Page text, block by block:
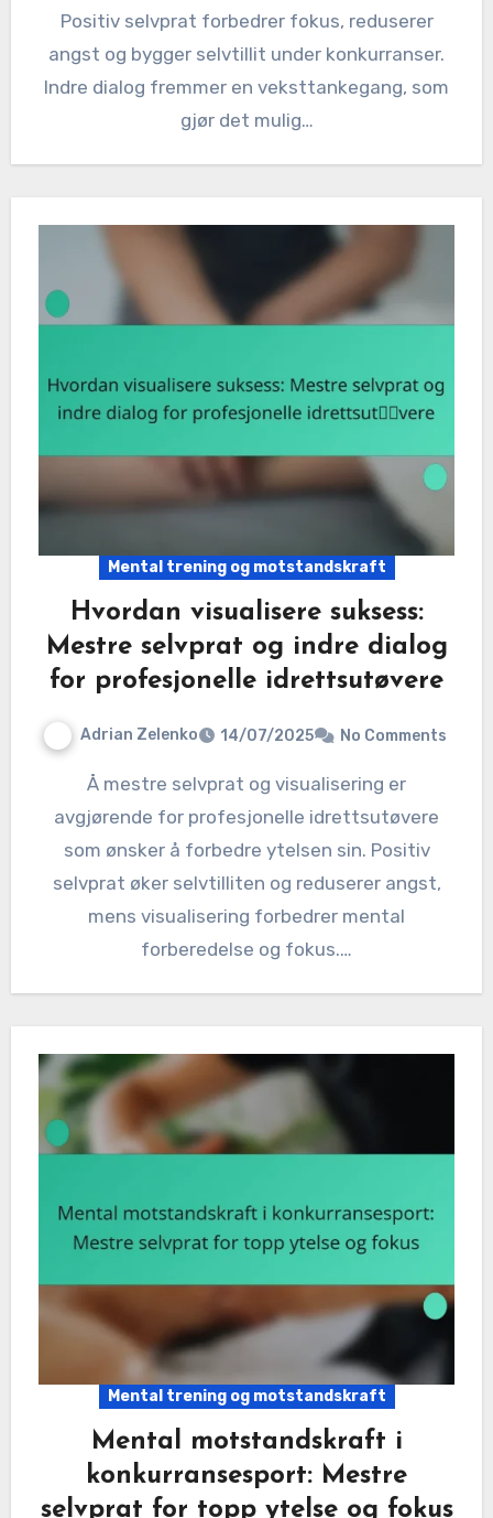
Positiv selvprat forbedrer fokus, reduserer
angst og bygger selvtillit under konkurranser.
Indre dialog fremmer en veksttankegang, som
gjør det mulig…
Mental trening og motstandskraft
Hvordan visualisere suksess:
Mestre selvprat og indre dialog
for profesjonelle idrettsutøvere
Adrian Zelenko 14/07/2025 No Comments
Å mestre selvprat og visualisering er
avgjørende for profesjonelle idrettsutøvere
som ønsker å forbedre ytelsen sin. Positiv
selvprat øker selvtilliten og reduserer angst,
mens visualisering forbedrer mental
forberedelse og fokus.…
Mental trening og motstandskraft
Mental motstandskraft i
konkurransesport: Mestre
selvprat for topp ytelse og fokus